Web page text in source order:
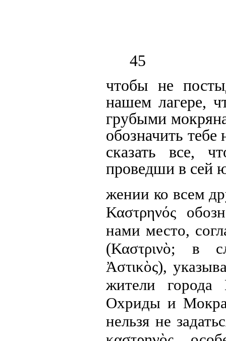
45
чтобы не
нашем лагере,
грубыми
обозначить
сказать все,
проведши в сей
жении ко всем
Καστρηνός
нами место,
(Καστρινὸ;
в
Ἀστικὸς),
жители
Охриды и
нельзя не